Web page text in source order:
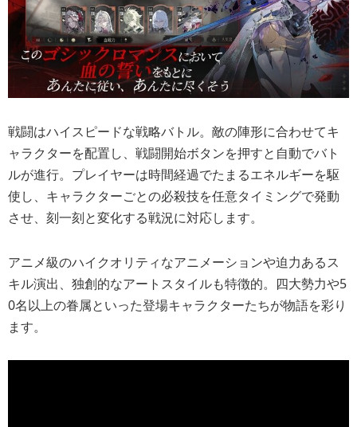
戦闘はハイスピードな戦略バトル。敵の陣形に合わせてキ
ャラクターを配置し、戦闘開始ボタンを押すと自動でバト
ルが進行。プレイヤーは時間経過でたまるエネルギーを駆
使し、キャラクターごとの必殺技を任意タイミングで発動
させ、刻一刻と変化する戦況に対応します。
アニメ級のハイクオリティなアニメーションや迫力あるス
キル演出、独創的なアートスタイルも特徴的。四大勢力や5
0名以上の眷属といった登場キャラクターたちが物語を彩り
ます。